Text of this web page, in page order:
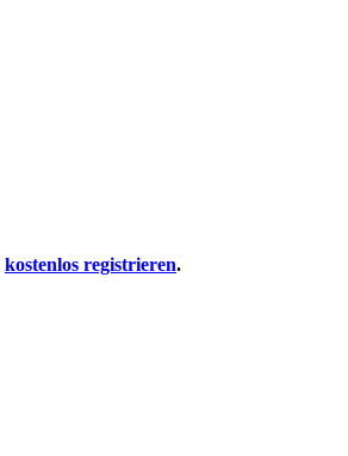
kostenlos registrieren.